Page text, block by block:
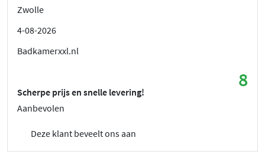
Zwolle
4-08-2026
Badkamerxxl.nl
8
Scherpe prijs en snelle levering!
Aanbevolen
Deze klant beveelt ons aan